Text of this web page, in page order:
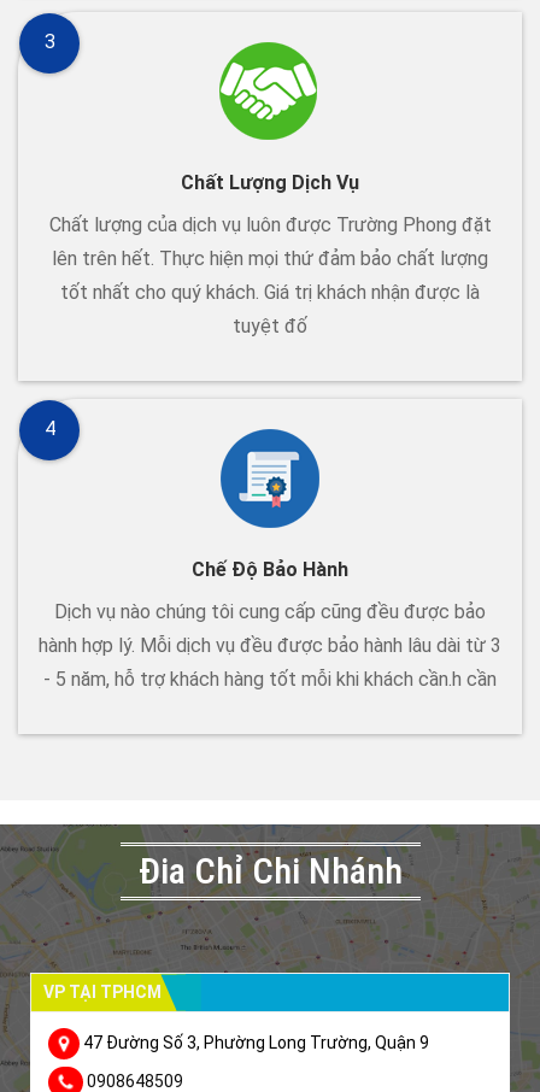
Chất Lượng Dịch Vụ
Chất lượng của dịch vụ luôn được Trường Phong đặt
lên trên hết. Thực hiện mọi thứ đảm bảo chất lượng
tốt nhất cho quý khách. Giá trị khách nhận được là
tuyệt đố
3
Chế Độ Bảo Hành
Dịch vụ nào chúng tôi cung cấp cũng đều được bảo
hành hợp lý. Mỗi dịch vụ đều được bảo hành lâu dài từ 3
- 5 năm, hỗ trợ khách hàng tốt mỗi khi khách cần.h cần
4
Đia Chỉ Chi Nhánh
VP TẠI TPHCM
47 Đường Số 3, Phường Long Trường, Quận 9
0908648509